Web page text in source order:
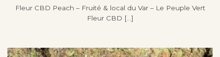
Fleur CBD Peach – Fruité & local du Var – Le Peuple Vert
Fleur CBD [...]